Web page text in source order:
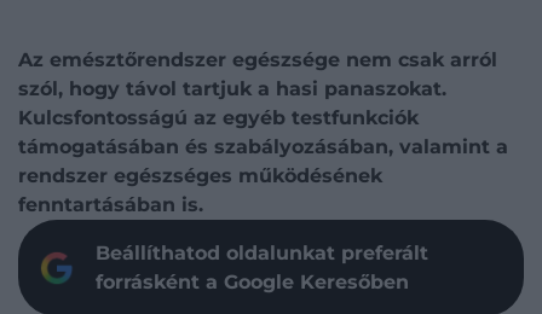
Az emésztőrendszer egészsége nem csak arról
szól, hogy távol tartjuk a hasi panaszokat.
Kulcsfontosságú az egyéb testfunkciók
támogatásában és szabályozásában, valamint a
rendszer egészséges működésének
fenntartásában is.
Beállíthatod oldalunkat preferált
forrásként a Google Keresőben